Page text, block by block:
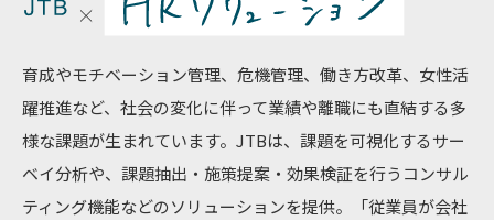
育成やモチベーション管理、危機管理、働き方改革、女性活
躍推進など、社会の変化に伴って業績や離職にも直結する多
様な課題が生まれています。JTBは、課題を可視化するサー
ベイ分析や、課題抽出・施策提案・効果検証を行うコンサル
ティング機能などのソリューションを提供。「従業員が会社